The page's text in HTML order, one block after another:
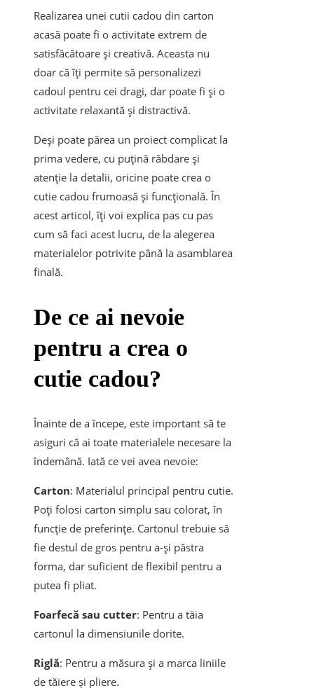
Realizarea unei cutii cadou din carton
acasă poate fi o activitate extrem de
satisfăcătoare și creativă. Aceasta nu
doar că îți permite să personalizezi
cadoul pentru cei dragi, dar poate fi și o
activitate relaxantă și distractivă.
Deși poate părea un proiect complicat la
prima vedere, cu puțină răbdare și
atenție la detalii, oricine poate crea o
cutie cadou frumoasă și funcțională. În
acest articol, îți voi explica pas cu pas
cum să faci acest lucru, de la alegerea
materialelor potrivite până la asamblarea
finală.
De ce ai nevoie
pentru a crea o
cutie cadou?
Înainte de a începe, este important să te
asiguri că ai toate materialele necesare la
îndemână. Iată ce vei avea nevoie:
Carton: Materialul principal pentru cutie.
Poți folosi carton simplu sau colorat, în
funcție de preferințe. Cartonul trebuie să
fie destul de gros pentru a-și păstra
forma, dar suficient de flexibil pentru a
putea fi pliat.
Foarfecă sau cutter: Pentru a tăia
cartonul la dimensiunile dorite.
Riglă: Pentru a măsura și a marca liniile
de tăiere și pliere.